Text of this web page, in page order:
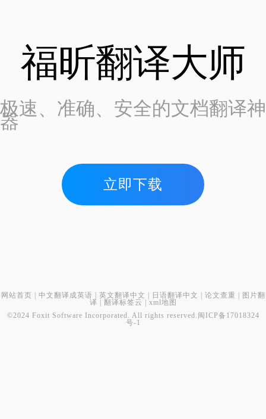
福昕翻译大师
极速、准确、安全的文档翻译神
器
立即下载
网站首页 中文翻译成英语 英文翻译中文 日语翻译中文 论文查重
图片翻
译
翻译标签云
xml地图
©2024 Foxit Software Incorporated. All rights reserved. 闽ICP备17018324
号-1